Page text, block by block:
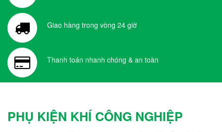
Giao hàng trong vòng 24 giờ
Thanh toán nhanh chóng & an toàn
PHỤ KIỆN KHÍ CÔNG NGHIỆP